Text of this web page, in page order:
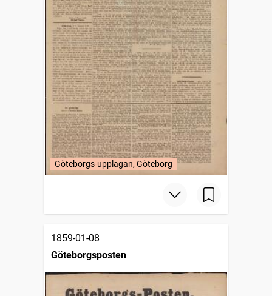
Göteborgs-upplagan, Göteborg
1859-01-08
Göteborgsposten